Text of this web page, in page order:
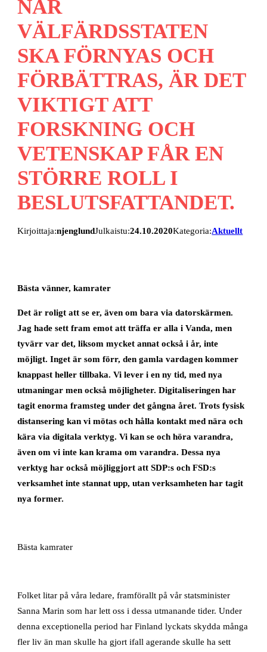
NÄR
VÄLFÄRDSSTATEN
SKA FÖRNYAS OCH
FÖRBÄTTRAS, ÄR DET
VIKTIGT ATT
FORSKNING OCH
VETENSKAP FÅR EN
STÖRRE ROLL I
BESLUTSFATTANDET.
Kirjoittaja:njenglundJulkaistu:24.10.2020Kategoria:Aktuellt
Bästa vänner, kamrater
Det är roligt att se er, även om bara via datorskärmen.
Jag hade sett fram emot att träffa er alla i Vanda, men
tyvärr var det, liksom mycket annat också i år, inte
möjligt. Inget är som förr, den gamla vardagen kommer
knappast heller tillbaka. Vi lever i en ny tid, med nya
utmaningar men också möjligheter. Digitaliseringen har
tagit enorma framsteg under det gångna året. Trots fysisk
distansering kan vi mötas och hålla kontakt med nära och
kära via digitala verktyg. Vi kan se och höra varandra,
även om vi inte kan krama om varandra. Dessa nya
verktyg har också möjliggjort att SDP:s och FSD:s
verksamhet inte stannat upp, utan verksamheten har tagit
nya former.
Bästa kamrater
Folket litar på våra ledare, framförallt på vår statsminister
Sanna Marin som har lett oss i dessa utmanande tider. Under
denna exceptionella period har Finland lyckats skydda många
fler liv än man skulle ha gjort ifall agerande skulle ha sett